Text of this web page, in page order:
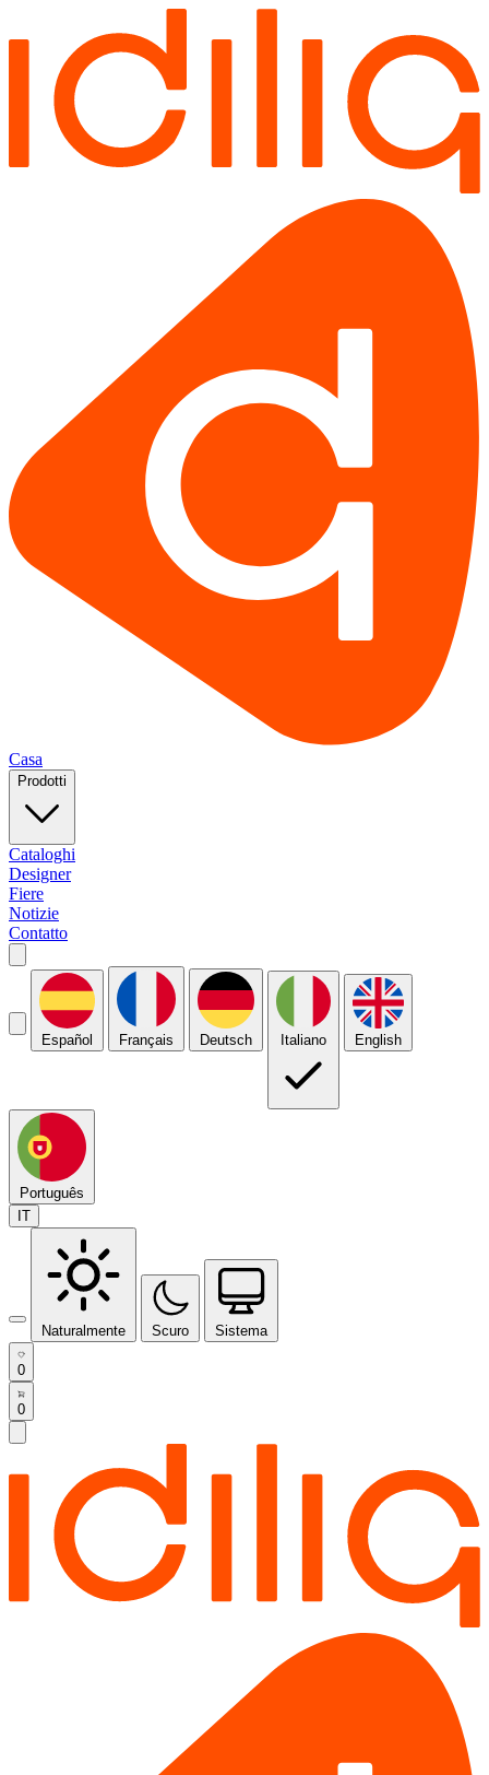
Casa
Prodotti
Cataloghi
Designer
Fiere
Notizie
Contatto
Español Français Deutsch Italiano English
Português
IT
Naturalmente Scuro Sistema
0
0